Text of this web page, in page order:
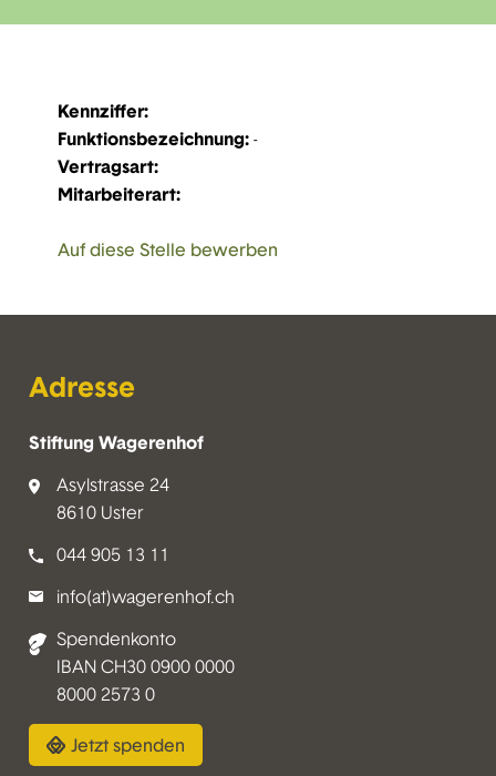
Kennziffer:
Funktionsbezeichnung: -
Vertragsart:
Mitarbeiterart:
Auf diese Stelle bewerben
Adresse
Stiftung Wagerenhof
Asylstrasse 24
8610 Uster
044 905 13 11
info(at)wagerenhof.ch
Spendenkonto
IBAN CH30 0900 0000
8000 2573 0
Jetzt spenden